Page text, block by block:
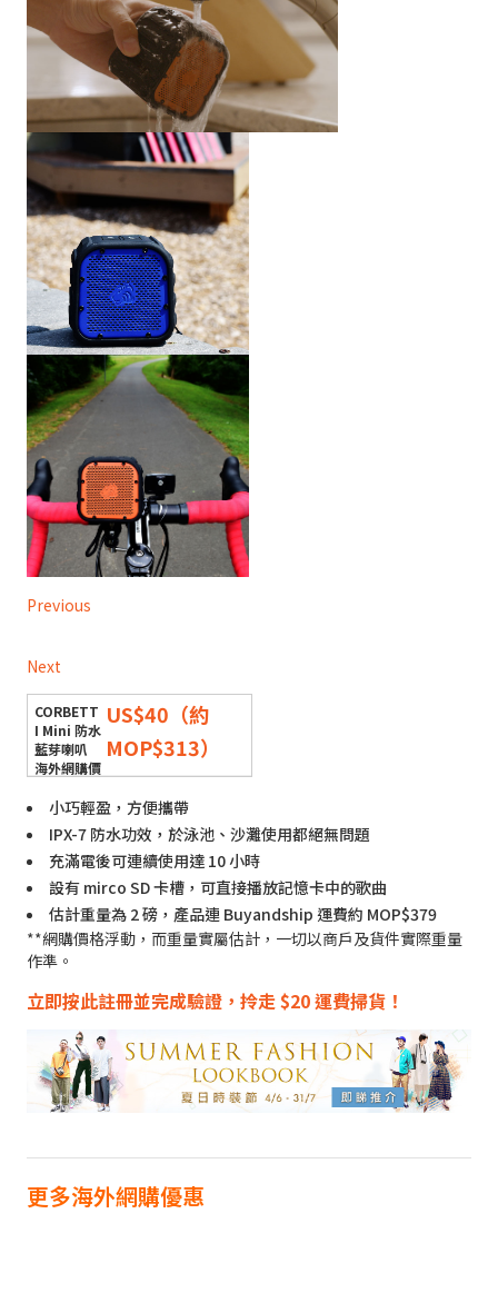
Previous
Next
US$40（約
MOP$313）
小巧輕盈，方便攜帶
IPX-7 防水功效，於泳池、沙灘使用都絕無問題
充滿電後可連續使用達 10 小時
設有 mirco SD 卡槽，可直接播放記憶卡中的歌曲
估計重量為 2 磅，產品連 Buyandship 運費約 MOP$379
**網購價格浮動，而重量實屬估計，一切以商戶及貨件實際重量
作準。
立即按此註冊並完成驗證，拎走 $20 運費掃貨！
更多海外網購優惠